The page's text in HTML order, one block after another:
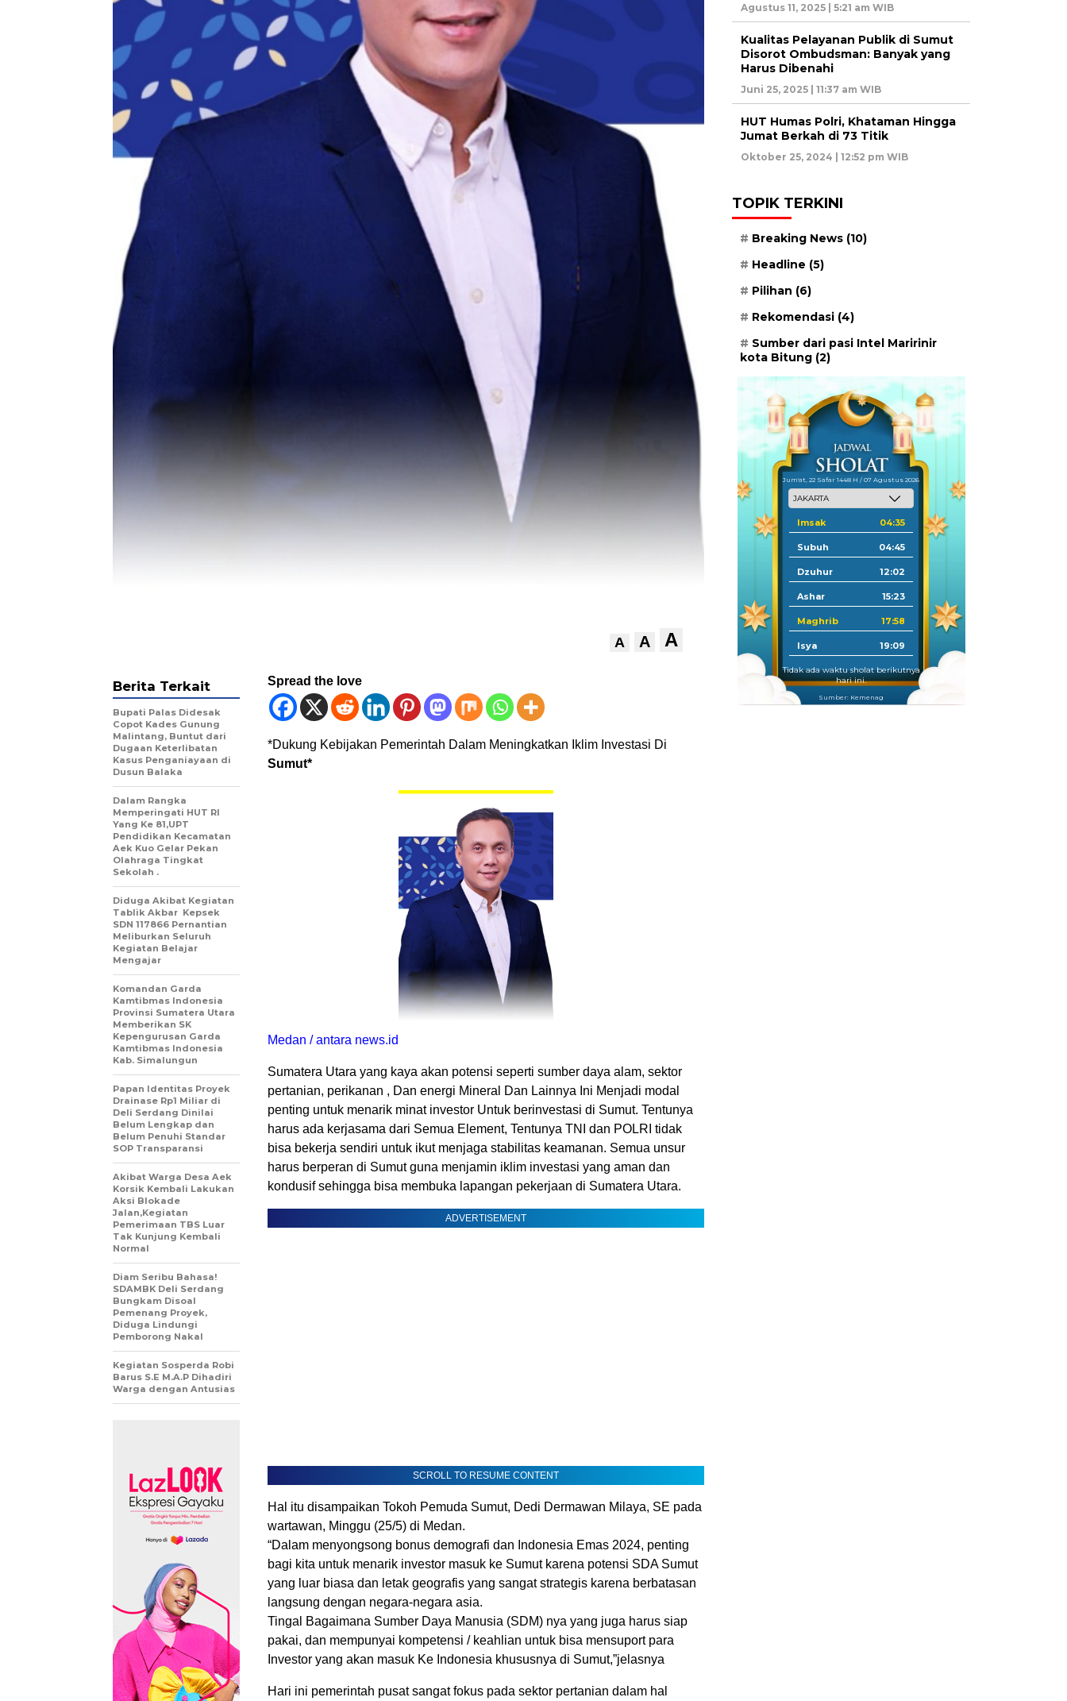
A A A
Spread the love
*Dukung Kebijakan Pemerintah Dalam Meningkatkan Iklim Investasi Di
Sumut*
Medan / antara news.id
Sumatera Utara yang kaya akan potensi seperti sumber daya alam, sektor
pertanian, perikanan , Dan energi Mineral Dan Lainnya Ini Menjadi modal
penting untuk menarik minat investor Untuk berinvestasi di Sumut. Tentunya
harus ada kerjasama dari Semua Element, Tentunya TNI dan POLRI tidak
bisa bekerja sendiri untuk ikut menjaga stabilitas keamanan. Semua unsur
harus berperan di Sumut guna menjamin iklim investasi yang aman dan
kondusif sehingga bisa membuka lapangan pekerjaan di Sumatera Utara.
ADVERTISEMENT
SCROLL TO RESUME CONTENT
Hal itu disampaikan Tokoh Pemuda Sumut, Dedi Dermawan Milaya, SE pada
wartawan, Minggu (25/5) di Medan.
“Dalam menyongsong bonus demografi dan Indonesia Emas 2024, penting
bagi kita untuk menarik investor masuk ke Sumut karena potensi SDA Sumut
yang luar biasa dan letak geografis yang sangat strategis karena berbatasan
langsung dengan negara-negara asia.
Tingal Bagaimana Sumber Daya Manusia (SDM) nya yang juga harus siap
pakai, dan mempunyai kompetensi / keahlian untuk bisa mensuport para
Investor yang akan masuk Ke Indonesia khususnya di Sumut,”jelasnya
Hari ini pemerintah pusat sangat fokus pada sektor pertanian dalam hal
Berita Terkait
Bupati Palas Didesak
Copot Kades Gunung
Malintang, Buntut dari
Dugaan Keterlibatan
Kasus Penganiayaan di
Dusun Balaka
Dalam Rangka
Memperingati HUT RI
Yang Ke 81,UPT
Pendidikan Kecamatan
Aek Kuo Gelar Pekan
Olahraga Tingkat
Sekolah .
Diduga Akibat Kegiatan
Tablik Akbar Kepsek
SDN 117866 Pernantian
Meliburkan Seluruh
Kegiatan Belajar
Mengajar
Komandan Garda
Kamtibmas Indonesia
Provinsi Sumatera Utara
Memberikan SK
Kepengurusan Garda
Kamtibmas Indonesia
Kab. Simalungun
Papan Identitas Proyek
Drainase Rp1 Miliar di
Deli Serdang Dinilai
Belum Lengkap dan
Belum Penuhi Standar
SOP Transparansi
Akibat Warga Desa Aek
Korsik Kembali Lakukan
Aksi Blokade
Jalan,Kegiatan
Pemerimaan TBS Luar
Tak Kunjung Kembali
Normal
Diam Seribu Bahasa!
SDAMBK Deli Serdang
Bungkam Disoal
Pemenang Proyek,
Diduga Lindungi
Pemborong Nakal
Kegiatan Sosperda Robi
Barus S.E M.A.P Dihadiri
Warga dengan Antusias
Agustus 11, 2025 | 5:21 am WIB
Kualitas Pelayanan Publik di Sumut
Disorot Ombudsman: Banyak yang
Harus Dibenahi
Juni 25, 2025 | 11:37 am WIB
HUT Humas Polri, Khataman Hingga
Jumat Berkah di 73 Titik
Oktober 25, 2024 | 12:52 pm WIB
TOPIK TERKINI
Breaking News (10)
Headline (5)
Pilihan (6)
Rekomendasi (4)
Sumber dari pasi Intel Maririnir
kota Bitung (2)
Jum'at, 22 Safar 1448 H / 07 Agustus 2026
Imsak 04:35
Subuh 04:45
Dzuhur 12:02
Ashar 15:23
Maghrib 17:58
Isya 19:09
Tidak ada waktu sholat berikutnya
hari ini.
Sumber: Kemenag